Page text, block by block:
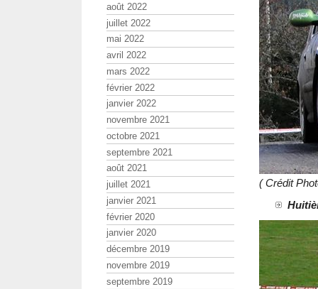
( Crédit
août 2022
juillet 2022
mai 2022
avril 2022
mars 2022
février 2022
janvier 2022
novembre 2021
octobre 2021
septembre 2021
août 2021
juillet 2021
janvier 2021
février 2020
janvier 2020
décembre 2019
novembre 2019
septembre 2019